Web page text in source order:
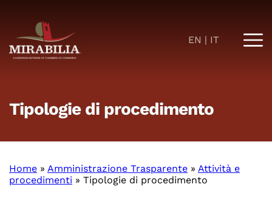
EN IT
Tipologie di procedimento
Home » Amministrazione Trasparente » Attività e
procedimenti » Tipologie di procedimento